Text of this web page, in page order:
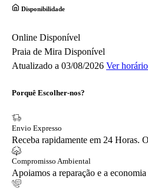
Disponibilidade
Online Disponível
Praia de Mira Disponível
Atualizado a 03/08/2026 Ver
Porquê Escolher-nos?
Envio Expresso
Receba rapidamente em 24 Horas.
Compromisso Ambiental
Apoiamos a reparação e a